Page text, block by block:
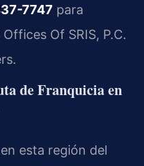
7747 para
Of SRIS, P.C.
de Franquicia en
esta región del